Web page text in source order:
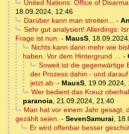
United Nations: Office of
18.09.2024, 12:46
Darüber kann man streiten... -
Sehr gut analysiert! Allerdings:
Frage ist nun: - MausS,
Nichts kann dann mehr wie
haben. Vor dem Hintergrund … -
Soweit ist die gegenwärtige
der Prozess dahin - und
jetzt ab: - MausS, 19.09.2024,
Wer bedient das Kreuz
paranoia, 21.09.2024, 21:40
Man hat vor einem Jahr gesagt,
gezählt seien. - SevenSamurai,
Er wird offenbar besser